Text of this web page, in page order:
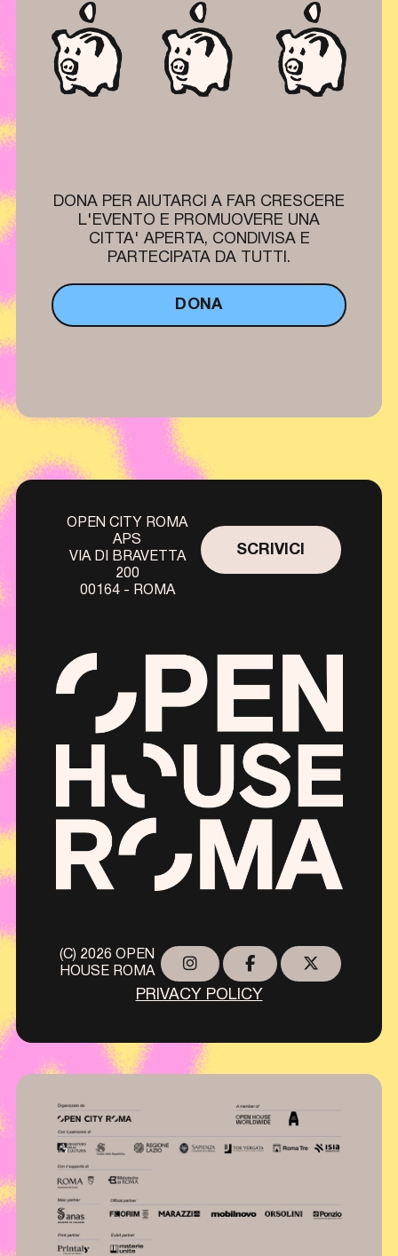
DONA PER AIUTARCI A FAR CRESCERE
L'EVENTO E PROMUOVERE UNA
CITTA' APERTA, CONDIVISA E
PARTECIPATA DA TUTTI.
DONA
OPEN CITY ROMA
APS
VIA DI BRAVETTA
200
00164 - ROMA
SCRIVICI
(C) 2026 OPEN
HOUSE ROMA
PRIVACY POLICY